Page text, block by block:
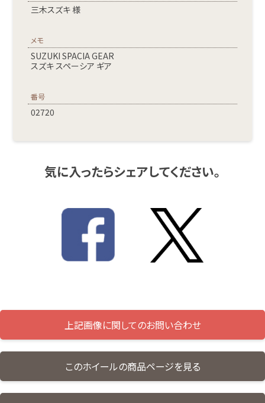
三木スズキ 様
メモ
SUZUKI SPACIA GEAR
スズキ スペーシア ギア
番号
02720
気に入ったらシェアしてください。
上記画像に関してのお問い合わせ
このホイールの商品ページを見る